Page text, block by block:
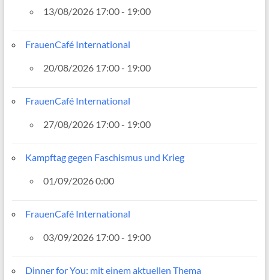
13/08/2026 17:00 - 19:00
FrauenCafé International
20/08/2026 17:00 - 19:00
FrauenCafé International
27/08/2026 17:00 - 19:00
Kampftag gegen Faschismus und Krieg
01/09/2026 0:00
FrauenCafé International
03/09/2026 17:00 - 19:00
Dinner for You: mit einem aktuellen Thema